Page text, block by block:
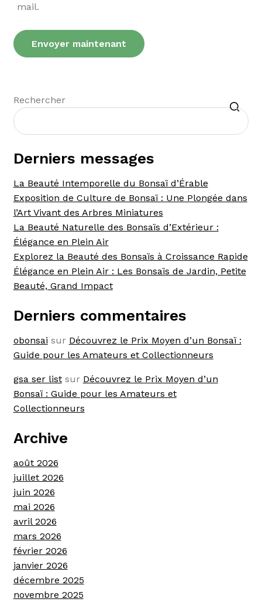
mail.
Rechercher
Recherche
Derniers messages
La Beauté Intemporelle du Bonsaï d’Érable
Exposition de Culture de Bonsaï : Une Plongée dans
l’Art Vivant des Arbres Miniatures
La Beauté Naturelle des Bonsaïs d’Extérieur :
Élégance en Plein Air
Explorez la Beauté des Bonsaïs à Croissance Rapide
Élégance en Plein Air : Les Bonsaïs de Jardin, Petite
Beauté, Grand Impact
Derniers commentaires
obonsai sur Découvrez le Prix Moyen d’un Bonsaï :
Guide pour les Amateurs et Collectionneurs
gsa ser listsur Découvrez le Prix Moyen d’un
Bonsaï : Guide pour les Amateurs et
Collectionneurs
Archive
août 2026
juillet 2026
juin 2026
mai 2026
avril 2026
mars 2026
février 2026
janvier 2026
décembre 2025
novembre 2025